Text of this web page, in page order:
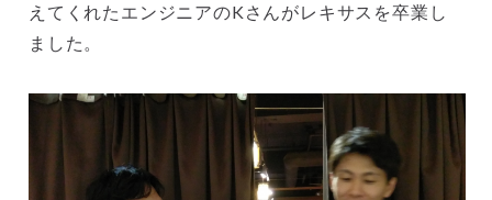
えてくれたエンジニアのKさんがレキサスを卒業し
ました。